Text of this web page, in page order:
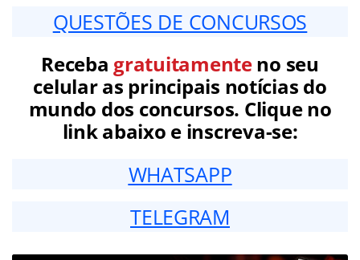
QUESTÕES DE CONCURSOS
Receba gratuitamenteno seu
celular as principais notícias do
mundo dos concursos. Clique no
link abaixo e inscreva-se:
WHATSAPP
TELEGRAM